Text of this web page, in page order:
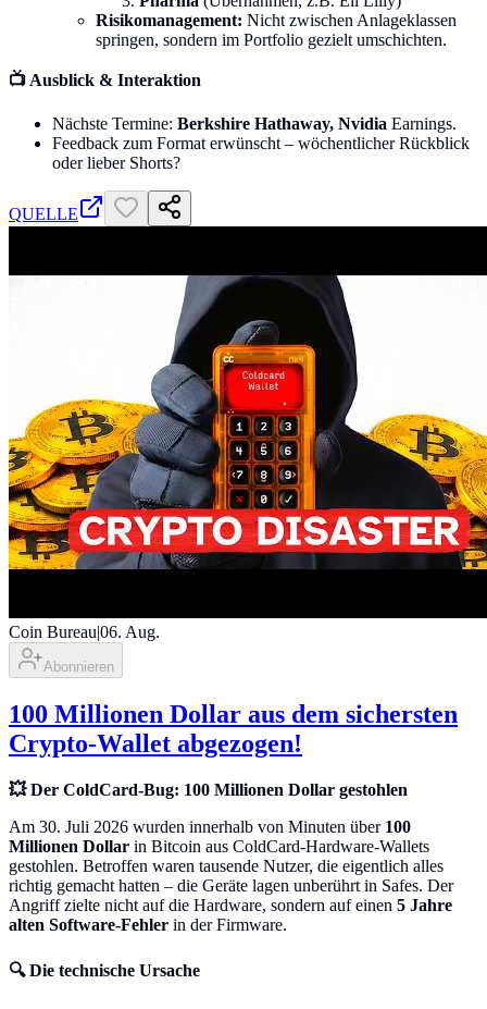
Risikomanagement: Nicht zwischen Anlageklassen
springen, sondern im Portfolio gezielt umschichten.
📺 Ausblick & Interaktion
Nächste Termine: Berkshire Hathaway, Nvidia Earnings.
Feedback zum Format erwünscht – wöchentlicher Rückblick
oder lieber Shorts?
QUELLE
Coin Bureau|06. Aug.
Abonnieren
100 Millionen Dollar aus dem sichersten
Crypto-Wallet abgezogen!
💥 Der ColdCard-Bug: 100 Millionen Dollar gestohlen
Am 30. Juli 2026 wurden innerhalb von Minuten über 100
Millionen Dollar in Bitcoin aus ColdCard-Hardware-Wallets
gestohlen. Betroffen waren tausende Nutzer, die eigentlich alles
richtig gemacht hatten – die Geräte lagen unberührt in Safes. Der
Angriff zielte nicht auf die Hardware, sondern auf einen 5 Jahre
alten Software-Fehler in der Firmware.
🔍 Die technische Ursache